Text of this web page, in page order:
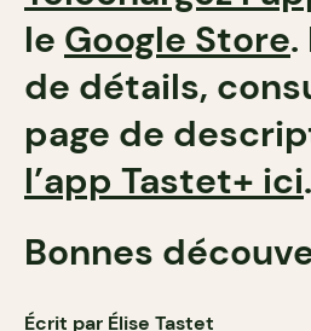
le Google Store.
de détails,
page de
l’app Tastet+ ici.
Bonnes
Écrit par Élise Tastet